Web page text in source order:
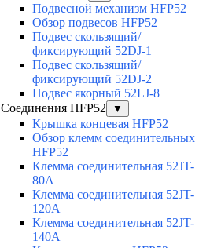
Подвесной механизм HFP52
Обзор подвесов HFP52
Подвес скользящий/
фиксирующий 52DJ-1
Подвес скользящий/
фиксирующий 52DJ-2
Подвес якорный 52LJ-8
Соединения HFP52
▼
Крышка концевая HFP52
Обзор клемм соединительных
HFP52
Клемма соединительная 52JT-
80A
Клемма соединительная 52JT-
120A
Клемма соединительная 52JT-
140A